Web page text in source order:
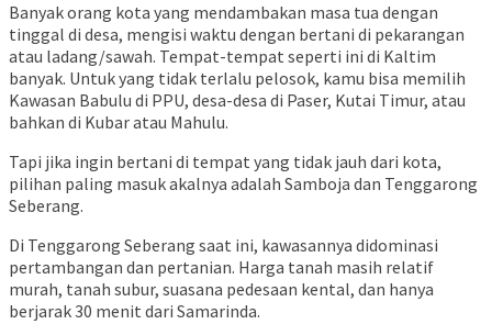
Banyak orang kota yang mendambakan masa tua dengan
tinggal di desa, mengisi waktu dengan bertani di pekarangan
atau ladang/sawah. Tempat-tempat seperti ini di Kaltim
banyak. Untuk yang tidak terlalu pelosok, kamu bisa memilih
Kawasan Babulu di PPU, desa-desa di Paser, Kutai Timur, atau
bahkan di Kubar atau Mahulu.
Tapi jika ingin bertani di tempat yang tidak jauh dari kota,
pilihan paling masuk akalnya adalah Samboja dan Tenggarong
Seberang.
Di Tenggarong Seberang saat ini, kawasannya didominasi
pertambangan dan pertanian. Harga tanah masih relatif
murah, tanah subur, suasana pedesaan kental, dan hanya
berjarak 30 menit dari Samarinda.